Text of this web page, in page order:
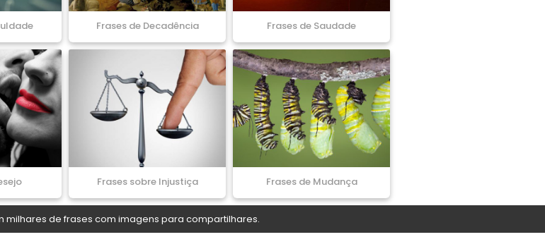
Frases de Decadência Frases de Saudade
Frases sobre Injustiça Frases de Mudança
milhares de frases com imagens para compartilhares.